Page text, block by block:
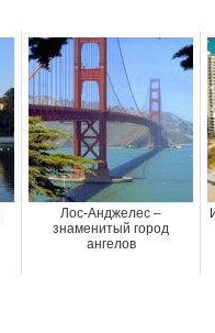
Лос-Анджелес –
знаменитый город
ангелов